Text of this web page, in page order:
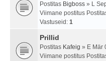
Postitas Bigboss » L
Viimane postitus
Vastuseid: 1
Prillid
Postitas Kafeig » E Mär
Viimane postitus